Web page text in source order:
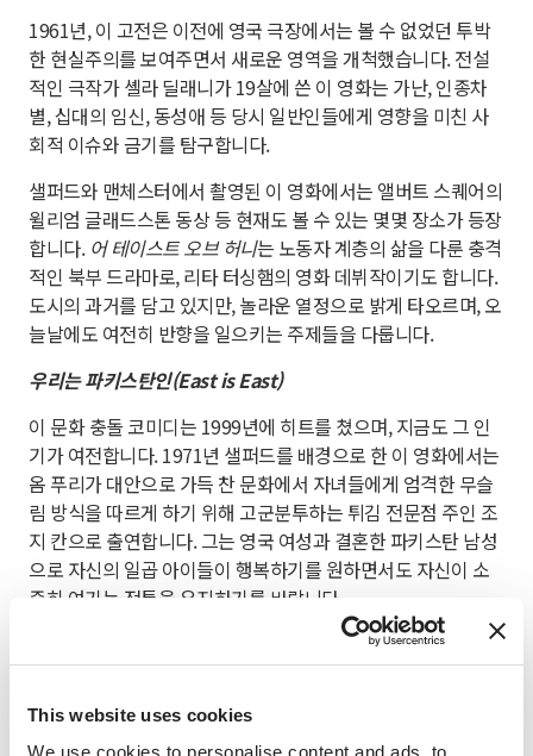
This website uses cookies
We use cookies to personalise content and ads, to
1961년, 이 고전은 이전에 영국 극장에서는 볼 수 없었던 투박
한 현실주의를 보여주면서 새로운 영역을 개척했습니다. 전설
적인 극작가 셸라 딜래니가 19살에 쓴 이 영화는 가난, 인종차
별, 십대의 임신, 동성애 등 당시 일반인들에게 영향을 미친 사
회적 이슈와 금기를 탐구합니다.
샐퍼드와 맨체스터에서 촬영된 이 영화에서는 앨버트 스퀘어의
윌리엄 글래드스톤 동상 등 현재도 볼 수 있는 몇몇 장소가 등장
합니다. 어 테이스트 오브 허니는 노동자 계층의 삶을 다룬 충격
적인 북부 드라마로, 리타 터싱햄의 영화 데뷔작이기도 합니다.
도시의 과거를 담고 있지만, 놀라운 열정으로 밝게 타오르며, 오
늘날에도 여전히 반향을 일으키는 주제들을 다룹니다.
우리는 파키스탄인(East is East)
이 문화 충돌 코미디는 1999년에 히트를 쳤으며, 지금도 그 인
기가 여전합니다. 1971년 샐퍼드를 배경으로 한 이 영화에서는
옴 푸리가 대안으로 가득 찬 문화에서 자녀들에게 엄격한 무슬
림 방식을 따르게 하기 위해 고군분투하는 튀김 전문점 주인 조
지 칸으로 출연합니다. 그는 영국 여성과 결혼한 파키스탄 남성
으로 자신의 일곱 아이들이 행복하기를 원하면서도 자신이 소
중히 여기는 전통을 유지하기를 바랍니다.
영화는 칸 가족과 같이 매일 인종차별을 당해야 했던 다문화 가
정의 삶을 담았습니다. 비록 아버지가 어떤 면에서는 전혀 다르
더라도 마음은 그렇지 않습니다. 이민에 대한 관점이 얼마나 많
이 바뀌었는지 그리고 여전한 것은 무엇인지 보여줍니다.